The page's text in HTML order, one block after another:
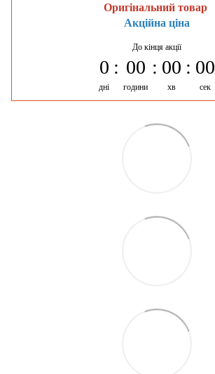
Оригінальний товар
Акційна ціна
До кінця акції
0
дні
00
години
00
хв
00
сек